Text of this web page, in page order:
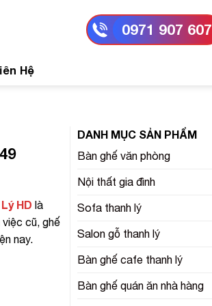
0971 907 607
Hệ
DANH MỤC SẢN PHẨM
Bàn ghế văn phòng
Nội thất gia đình
Sofa thanh lý
Salon gỗ thanh lý
Bàn ghế cafe thanh lý
Bàn ghế quán ăn nhà hàng
HD là
cũ, ghế
nay.